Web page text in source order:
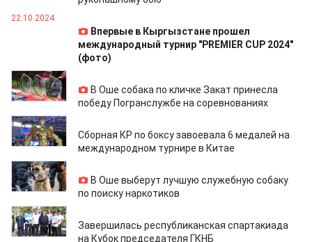
22.10.2024
Впервые в Кыргызстане прошел
международный турнир "PREMIER CUP 2024"
(фото)
14.10.2024
В Оше собака по кличке Закат принесла
победу Погранслужбе на соревнованиях
09.10.2024
Сборная КР по боксу завоевала 6 медалей на
международном турнире в Китае
09.10.2024
В Оше выберут лучшую служебную собаку
по поиску наркотиков
06.09.2024
Завершилась республиканская спартакиада
на Кубок председателя ГКНБ